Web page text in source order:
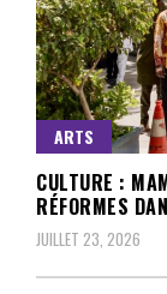
ARTS
CULTURE :
RÉFORMES
JUILLET 23, 2026